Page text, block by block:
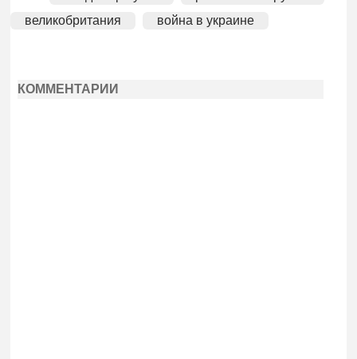
великобритания
война в украине
КОММЕНТАРИИ